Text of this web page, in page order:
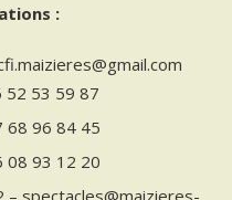
:
53 59 87
96 84 45
08 93 12 20
– spectacles@maizieres-